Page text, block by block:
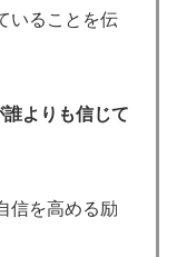
いることを伝
よりも信じて
信を高める励